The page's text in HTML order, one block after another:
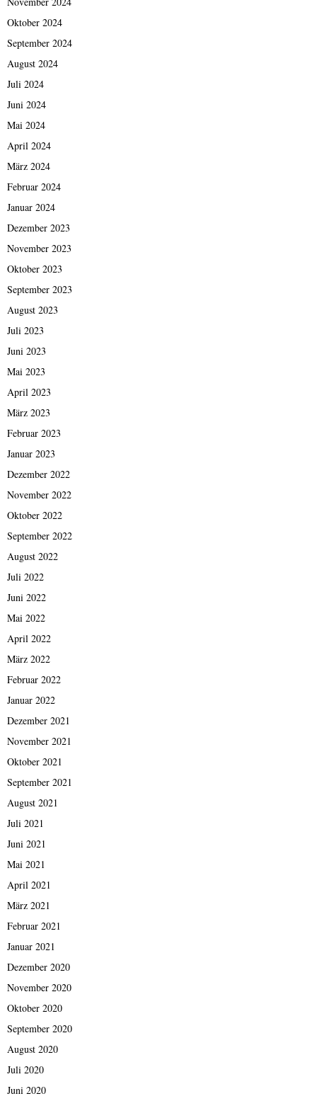
Oktober 2024
September 2024
August 2024
Juli 2024
Juni 2024
Mai 2024
April 2024
März 2024
Februar 2024
Januar 2024
Dezember 2023
November 2023
Oktober 2023
September 2023
August 2023
Juli 2023
Juni 2023
Mai 2023
April 2023
März 2023
Februar 2023
Januar 2023
Dezember 2022
November 2022
Oktober 2022
September 2022
August 2022
Juli 2022
Juni 2022
Mai 2022
April 2022
März 2022
Februar 2022
Januar 2022
Dezember 2021
November 2021
Oktober 2021
September 2021
August 2021
Juli 2021
Juni 2021
Mai 2021
April 2021
März 2021
Februar 2021
Januar 2021
Dezember 2020
November 2020
Oktober 2020
September 2020
August 2020
Juli 2020
Juni 2020